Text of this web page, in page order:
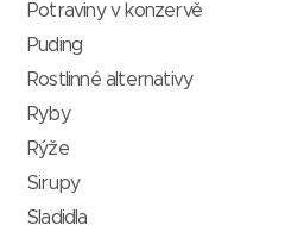
Potraviny v konzervě
Puding
Rostlinné alternativy
Ryby
Rýže
Sirupy
Sladidla